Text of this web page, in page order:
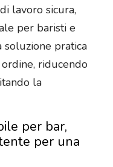
lavoro sicura,
per baristi e
pratica
riducendo
la
per bar,
per una